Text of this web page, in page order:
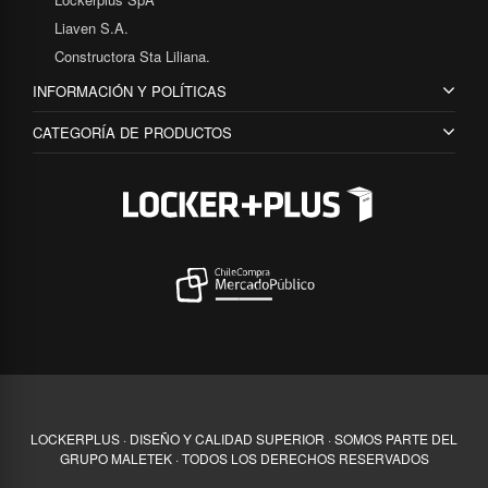
Liaven S.A.
Constructora Sta Liliana.
INFORMACIÓN Y POLÍTICAS
CATEGORÍA DE PRODUCTOS
LOCKERPLUS · DISEÑO Y CALIDAD SUPERIOR · SOMOS PARTE DEL
GRUPO MALETEK · TODOS LOS DERECHOS RESERVADOS